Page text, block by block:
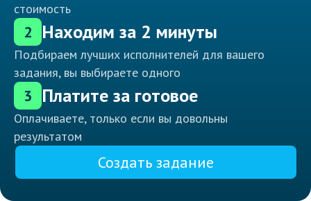
стоимость
2 Находим за 2 минуты
Подбираем лучших исполнителей для вашего
задания, вы выбираете одного
3 Платите за готовое
Оплачиваете, только если вы довольны
результатом
Создать задание